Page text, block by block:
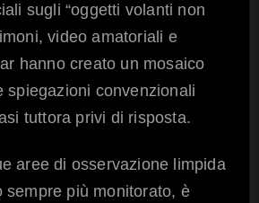
sugli “oggetti volanti non
video amatoriali e
hanno creato un mosaico
spiegazioni convenzionali
tuttora privi di risposta.
aree di osservazione limpida
sempre più monitorato, è